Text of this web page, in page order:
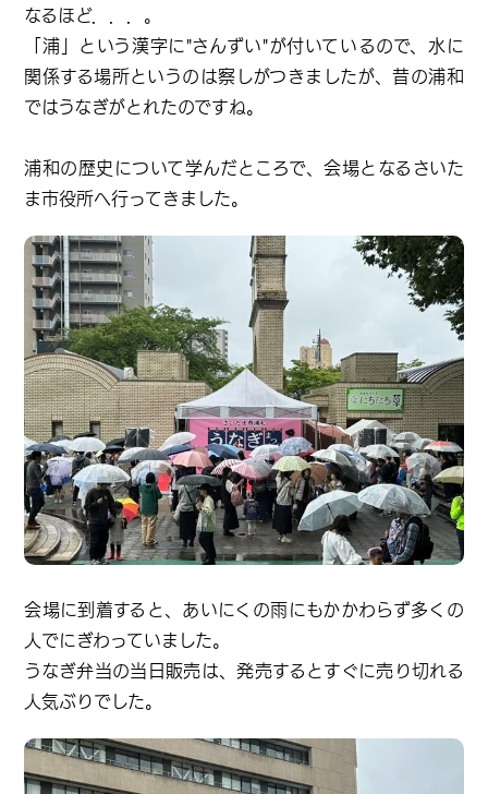
なるほど．．．。
「浦」という漢字に"さんずい"が付いているので、水に
関係する場所というのは察しがつきましたが、昔の浦和
ではうなぎがとれたのですね。
浦和の歴史について学んだところで、会場となるさいた
ま市役所へ行ってきました。
会場に到着すると、あいにくの雨にもかかわらず多くの
人でにぎわっていました。
うなぎ弁当の当日販売は、発売するとすぐに売り切れる
人気ぶりでした。